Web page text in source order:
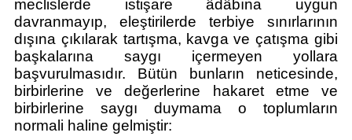
meclislerde istişare âdâbına uygun
davranmayıp, eleştirilerde terbiye sınırlarının
dışına çıkılarak tartışma, kavga ve çatışma gibi
başkalarına saygı içermeyen yollara
başvurulmasıdır. Bütün bunların neticesinde,
birbirlerine ve değerlerine hakaret etme ve
birbirlerine saygı duymama o toplumların
normali haline gelmiştir: